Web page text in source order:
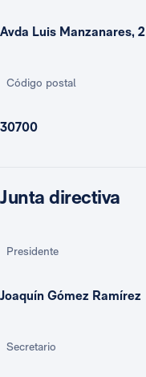
Avda Luis Manzanares, 2
Código postal
30700
Junta directiva
Presidente
Joaquín Gómez Ramírez
Secretario